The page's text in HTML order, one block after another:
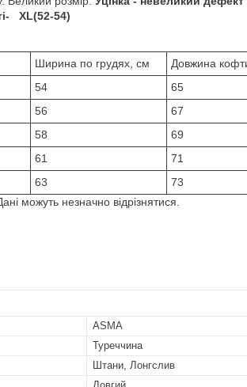
XL(52-54)
Ширина по грудях, см
Довжина
54
65
56
67
58
69
61
71
63
73
можуть незначно відрізнятися.
ASMA
Туреччина
Штани, Лонгслив